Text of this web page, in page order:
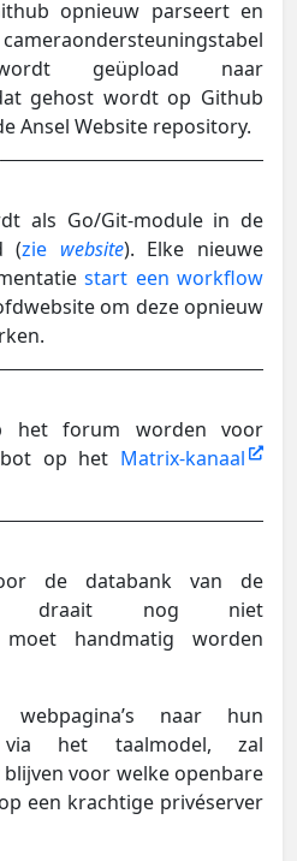
opnieuw parseert en
geüpload naar
gehost wordt op Github
Ansel Website repository.
als Go/Git-module in de
(zie website). Elke nieuwe
start een workflow
om deze opnieuw
het forum worden voor
bot op het Matrix-kanaal
de databank van de
draait nog niet
handmatig worden
naar hun
via het taalmodel, zal
voor welke openbare
een krachtige privéserver